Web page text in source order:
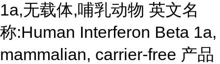
1a,无载体,哺乳动物 英文名
称:Human Interferon Beta 1a,
mammalian, carrier-free 产品